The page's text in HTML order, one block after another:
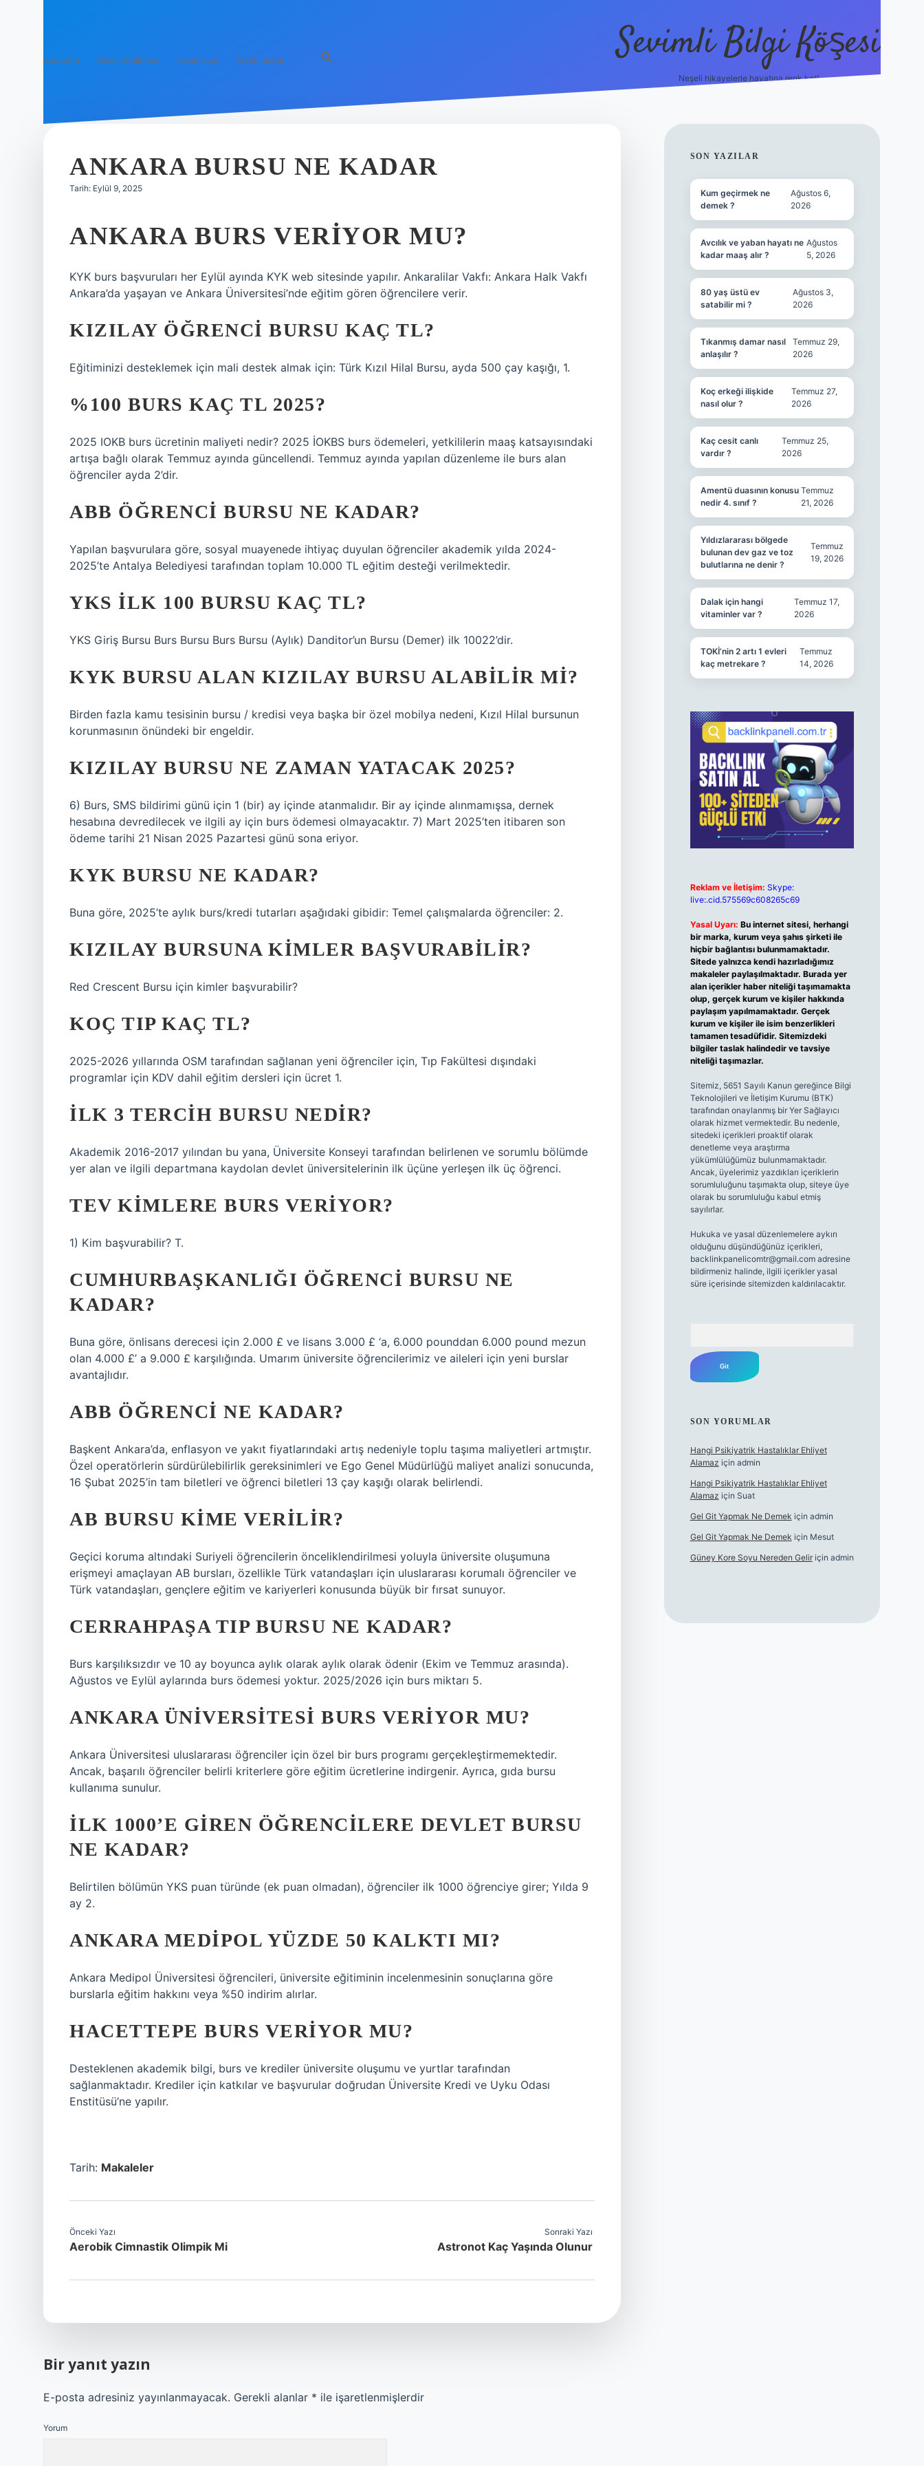
Anasayfa Gizlilik Politikası Yasal Uyarı Hakkımızda Sevimli Bilgi Köşesi
Neşeli hikayelerle hayatına renk kat!
ANKARA BURSU NE KADAR
Tarih: Eylül 9, 2025
ANKARA BURS VERIYOR MU?
KYK burs başvuruları her Eylül ayında KYK web sitesinde yapılır. Ankaralilar Vakfı: Ankara Halk Vakfı
Ankara’da yaşayan ve Ankara Üniversitesi’nde eğitim gören öğrencilere verir.
KIZILAY ÖĞRENCI BURSU KAÇ TL?
Eğitiminizi desteklemek için mali destek almak için: Türk Kızıl Hilal Bursu, ayda 500 çay kaşığı, 1.
%100 BURS KAÇ TL 2025?
2025 IOKB burs ücretinin maliyeti nedir? 2025 İOKBS burs ödemeleri, yetkililerin maaş katsayısındaki
artışa bağlı olarak Temmuz ayında güncellendi. Temmuz ayında yapılan düzenleme ile burs alan
öğrenciler ayda 2’dir.
ABB ÖĞRENCI BURSU NE KADAR?
Yapılan başvurulara göre, sosyal muayenede ihtiyaç duyulan öğrenciler akademik yılda 2024-
2025’te Antalya Belediyesi tarafından toplam 10.000 TL eğitim desteği verilmektedir.
YKS ILK 100 BURSU KAÇ TL?
YKS Giriş Bursu Burs Bursu Burs Bursu (Aylık) Danditor’un Bursu (Demer) ilk 10022’dir.
KYK BURSU ALAN KIZILAY BURSU ALABILIR MI?
Birden fazla kamu tesisinin bursu / kredisi veya başka bir özel mobilya nedeni, Kızıl Hilal bursunun
korunmasının önündeki bir engeldir.
KIZILAY BURSU NE ZAMAN YATACAK 2025?
6) Burs, SMS bildirimi günü için 1 (bir) ay içinde atanmalıdır. Bir ay içinde alınmamışsa, dernek
hesabına devredilecek ve ilgili ay için burs ödemesi olmayacaktır. 7) Mart 2025’ten itibaren son
ödeme tarihi 21 Nisan 2025 Pazartesi günü sona eriyor.
KYK BURSU NE KADAR?
Buna göre, 2025’te aylık burs/kredi tutarları aşağıdaki gibidir: Temel çalışmalarda öğrenciler: 2.
KIZILAY BURSUNA KIMLER BAŞVURABILIR?
Red Crescent Bursu için kimler başvurabilir?
KOÇ TIP KAÇ TL?
2025-2026 yıllarında OSM tarafından sağlanan yeni öğrenciler için, Tıp Fakültesi dışındaki
programlar için KDV dahil eğitim dersleri için ücret 1.
İLK 3 TERCIH BURSU NEDIR?
Akademik 2016-2017 yılından bu yana, Üniversite Konseyi tarafından belirlenen ve sorumlu bölümde
yer alan ve ilgili departmana kaydolan devlet üniversitelerinin ilk üçüne yerleşen ilk üç öğrenci.
TEV KIMLERE BURS VERIYOR?
1) Kim başvurabilir? T.
CUMHURBAŞKANLIĞI ÖĞRENCI BURSU NE
KADAR?
Buna göre, önlisans derecesi için 2.000 £ ve lisans 3.000 £ ‘a, 6.000 pounddan 6.000 pound mezun
olan 4.000 £’ a 9.000 £ karşılığında. Umarım üniversite öğrencilerimiz ve aileleri için yeni burslar
avantajlıdır.
ABB ÖĞRENCI NE KADAR?
Başkent Ankara’da, enflasyon ve yakıt fiyatlarındaki artış nedeniyle toplu taşıma maliyetleri artmıştır.
Özel operatörlerin sürdürülebilirlik gereksinimleri ve Ego Genel Müdürlüğü maliyet analizi sonucunda,
16 Şubat 2025’in tam biletleri ve öğrenci biletleri 13 çay kaşığı olarak belirlendi.
AB BURSU KIME VERILIR?
Geçici koruma altındaki Suriyeli öğrencilerin önceliklendirilmesi yoluyla üniversite oluşumuna
erişmeyi amaçlayan AB bursları, özellikle Türk vatandaşları için uluslararası korumalı öğrenciler ve
Türk vatandaşları, gençlere eğitim ve kariyerleri konusunda büyük bir fırsat sunuyor.
CERRAHPAŞA TIP BURSU NE KADAR?
Burs karşılıksızdır ve 10 ay boyunca aylık olarak aylık olarak ödenir (Ekim ve Temmuz arasında).
Ağustos ve Eylül aylarında burs ödemesi yoktur. 2025/2026 için burs miktarı 5.
ANKARA ÜNIVERSITESI BURS VERIYOR MU?
Ankara Üniversitesi uluslararası öğrenciler için özel bir burs programı gerçekleştirmemektedir.
Ancak, başarılı öğrenciler belirli kriterlere göre eğitim ücretlerine indirgenir. Ayrıca, gıda bursu
kullanıma sunulur.
İLK 1000’E GIREN ÖĞRENCILERE DEVLET BURSU
NE KADAR?
Belirtilen bölümün YKS puan türünde (ek puan olmadan), öğrenciler ilk 1000 öğrenciye girer; Yılda 9
ay 2.
ANKARA MEDIPOL YÜZDE 50 KALKTI MI?
Ankara Medipol Üniversitesi öğrencileri, üniversite eğitiminin incelenmesinin sonuçlarına göre
burslarla eğitim hakkını veya %50 indirim alırlar.
HACETTEPE BURS VERIYOR MU?
Desteklenen akademik bilgi, burs ve krediler üniversite oluşumu ve yurtlar tarafından
sağlanmaktadır. Krediler için katkılar ve başvurular doğrudan Üniversite Kredi ve Uyku Odası
Enstitüsü’ne yapılır.
Tarih: Makaleler
Önceki Yazı
Aerobik Cimnastik Olimpik Mi
Sonraki Yazı
Astronot Kaç Yaşında Olunur
Bir yanıt yazın
E-posta adresiniz yayınlanmayacak. Gerekli alanlar * ile işaretlenmişlerdir
Yorum
SIDEBAR
SON YAZILAR
Kum geçirmek ne
demek ?
Ağustos 6,
2026
Avcılık ve yaban hayatı ne
kadar maaş alır ?
Ağustos
5, 2026
80 yaş üstü ev
satabilir mi ?
Ağustos 3,
2026
Tıkanmış damar nasıl
anlaşılır ?
Temmuz 29,
2026
Koç erkeği ilişkide
nasıl olur ?
Temmuz 27,
2026
Kaç cesit canlı
vardır ?
Temmuz 25,
2026
Amentü duasının konusu
nedir 4. sınıf ?
Temmuz
21, 2026
Yıldızlararası bölgede
bulunan dev gaz ve toz
bulutlarına ne denir ?
Temmuz
19, 2026
Dalak için hangi
vitaminler var ?
Temmuz 17,
2026
TOKİ’nin 2 artı 1 evleri
kaç metrekare ?
Temmuz
14, 2026
Reklam ve İletişim: Skype:
live:.cid.575569c608265c69
Yasal Uyarı: Bu internet sitesi, herhangi
bir marka, kurum veya şahıs şirketi ile
hiçbir bağlantısı bulunmamaktadır.
Sitede yalnızca kendi hazırladığımız
makaleler paylaşılmaktadır. Burada yer
alan içerikler haber niteliği taşımamakta
olup, gerçek kurum ve kişiler hakkında
paylaşım yapılmamaktadır. Gerçek
kurum ve kişiler ile isim benzerlikleri
tamamen tesadüfidir. Sitemizdeki
bilgiler taslak halindedir ve tavsiye
niteliği taşımazlar.
Sitemiz, 5651 Sayılı Kanun gereğince Bilgi
Teknolojileri ve İletişim Kurumu (BTK)
tarafından onaylanmış bir Yer Sağlayıcı
olarak hizmet vermektedir. Bu nedenle,
sitedeki içerikleri proaktif olarak
denetleme veya araştırma
yükümlülüğümüz bulunmamaktadır.
Ancak, üyelerimiz yazdıkları içeriklerin
sorumluluğunu taşımakta olup, siteye üye
olarak bu sorumluluğu kabul etmiş
sayılırlar.
Hukuka ve yasal düzenlemelere aykırı
olduğunu düşündüğünüz içerikleri,
backlinkpanelicomtr@gmail.comadresine
bildirmeniz halinde, ilgili içerikler yasal
süre içerisinde sitemizden kaldırılacaktır.
SON YORUMLAR
Hangi Psikiyatrik Hastalıklar Ehliyet
Alamaz için admin
Hangi Psikiyatrik Hastalıklar Ehliyet
Alamaz için Suat
Gel Git Yapmak Ne Demek için admin
Gel Git Yapmak Ne Demek için Mesut
Güney Kore Soyu Nereden Geliriçin admin
hiltonbet güncel giriş